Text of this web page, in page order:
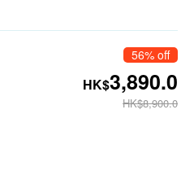
56% off
HK$3,890.0
HK$8,900.0